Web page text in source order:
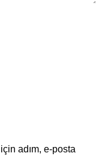
adım, e-posta